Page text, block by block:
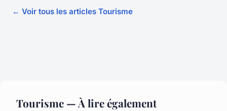
← Voir tous les articles Tourisme
Tourisme — À lire également